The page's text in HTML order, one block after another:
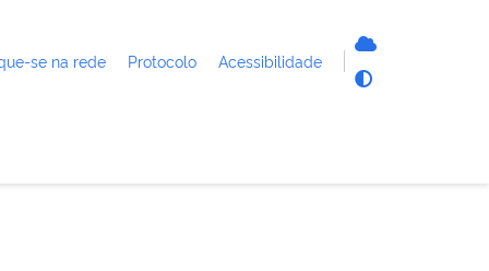
se na rede Protocolo Acessibilidade